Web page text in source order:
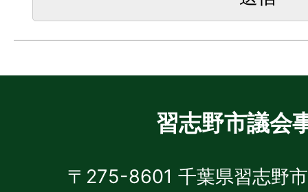
習志野市議会
〒275-8601 千葉県習志野